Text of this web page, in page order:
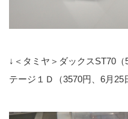
↓＜タミヤ＞ダックスST70（
テージ１Ｄ（3570円、6月25